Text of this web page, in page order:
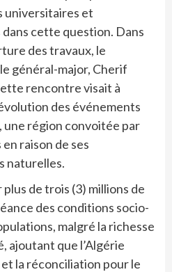
universitaires et
cette question. Dans
des travaux, le
général-major, Cherif
rencontre visait à
des événements
une région convoitée par
raison de ses
naturelles.
plus de trois (3) millions de
des conditions socio-
malgré la richesse
ajoutant que l’Algérie
la réconciliation pour le